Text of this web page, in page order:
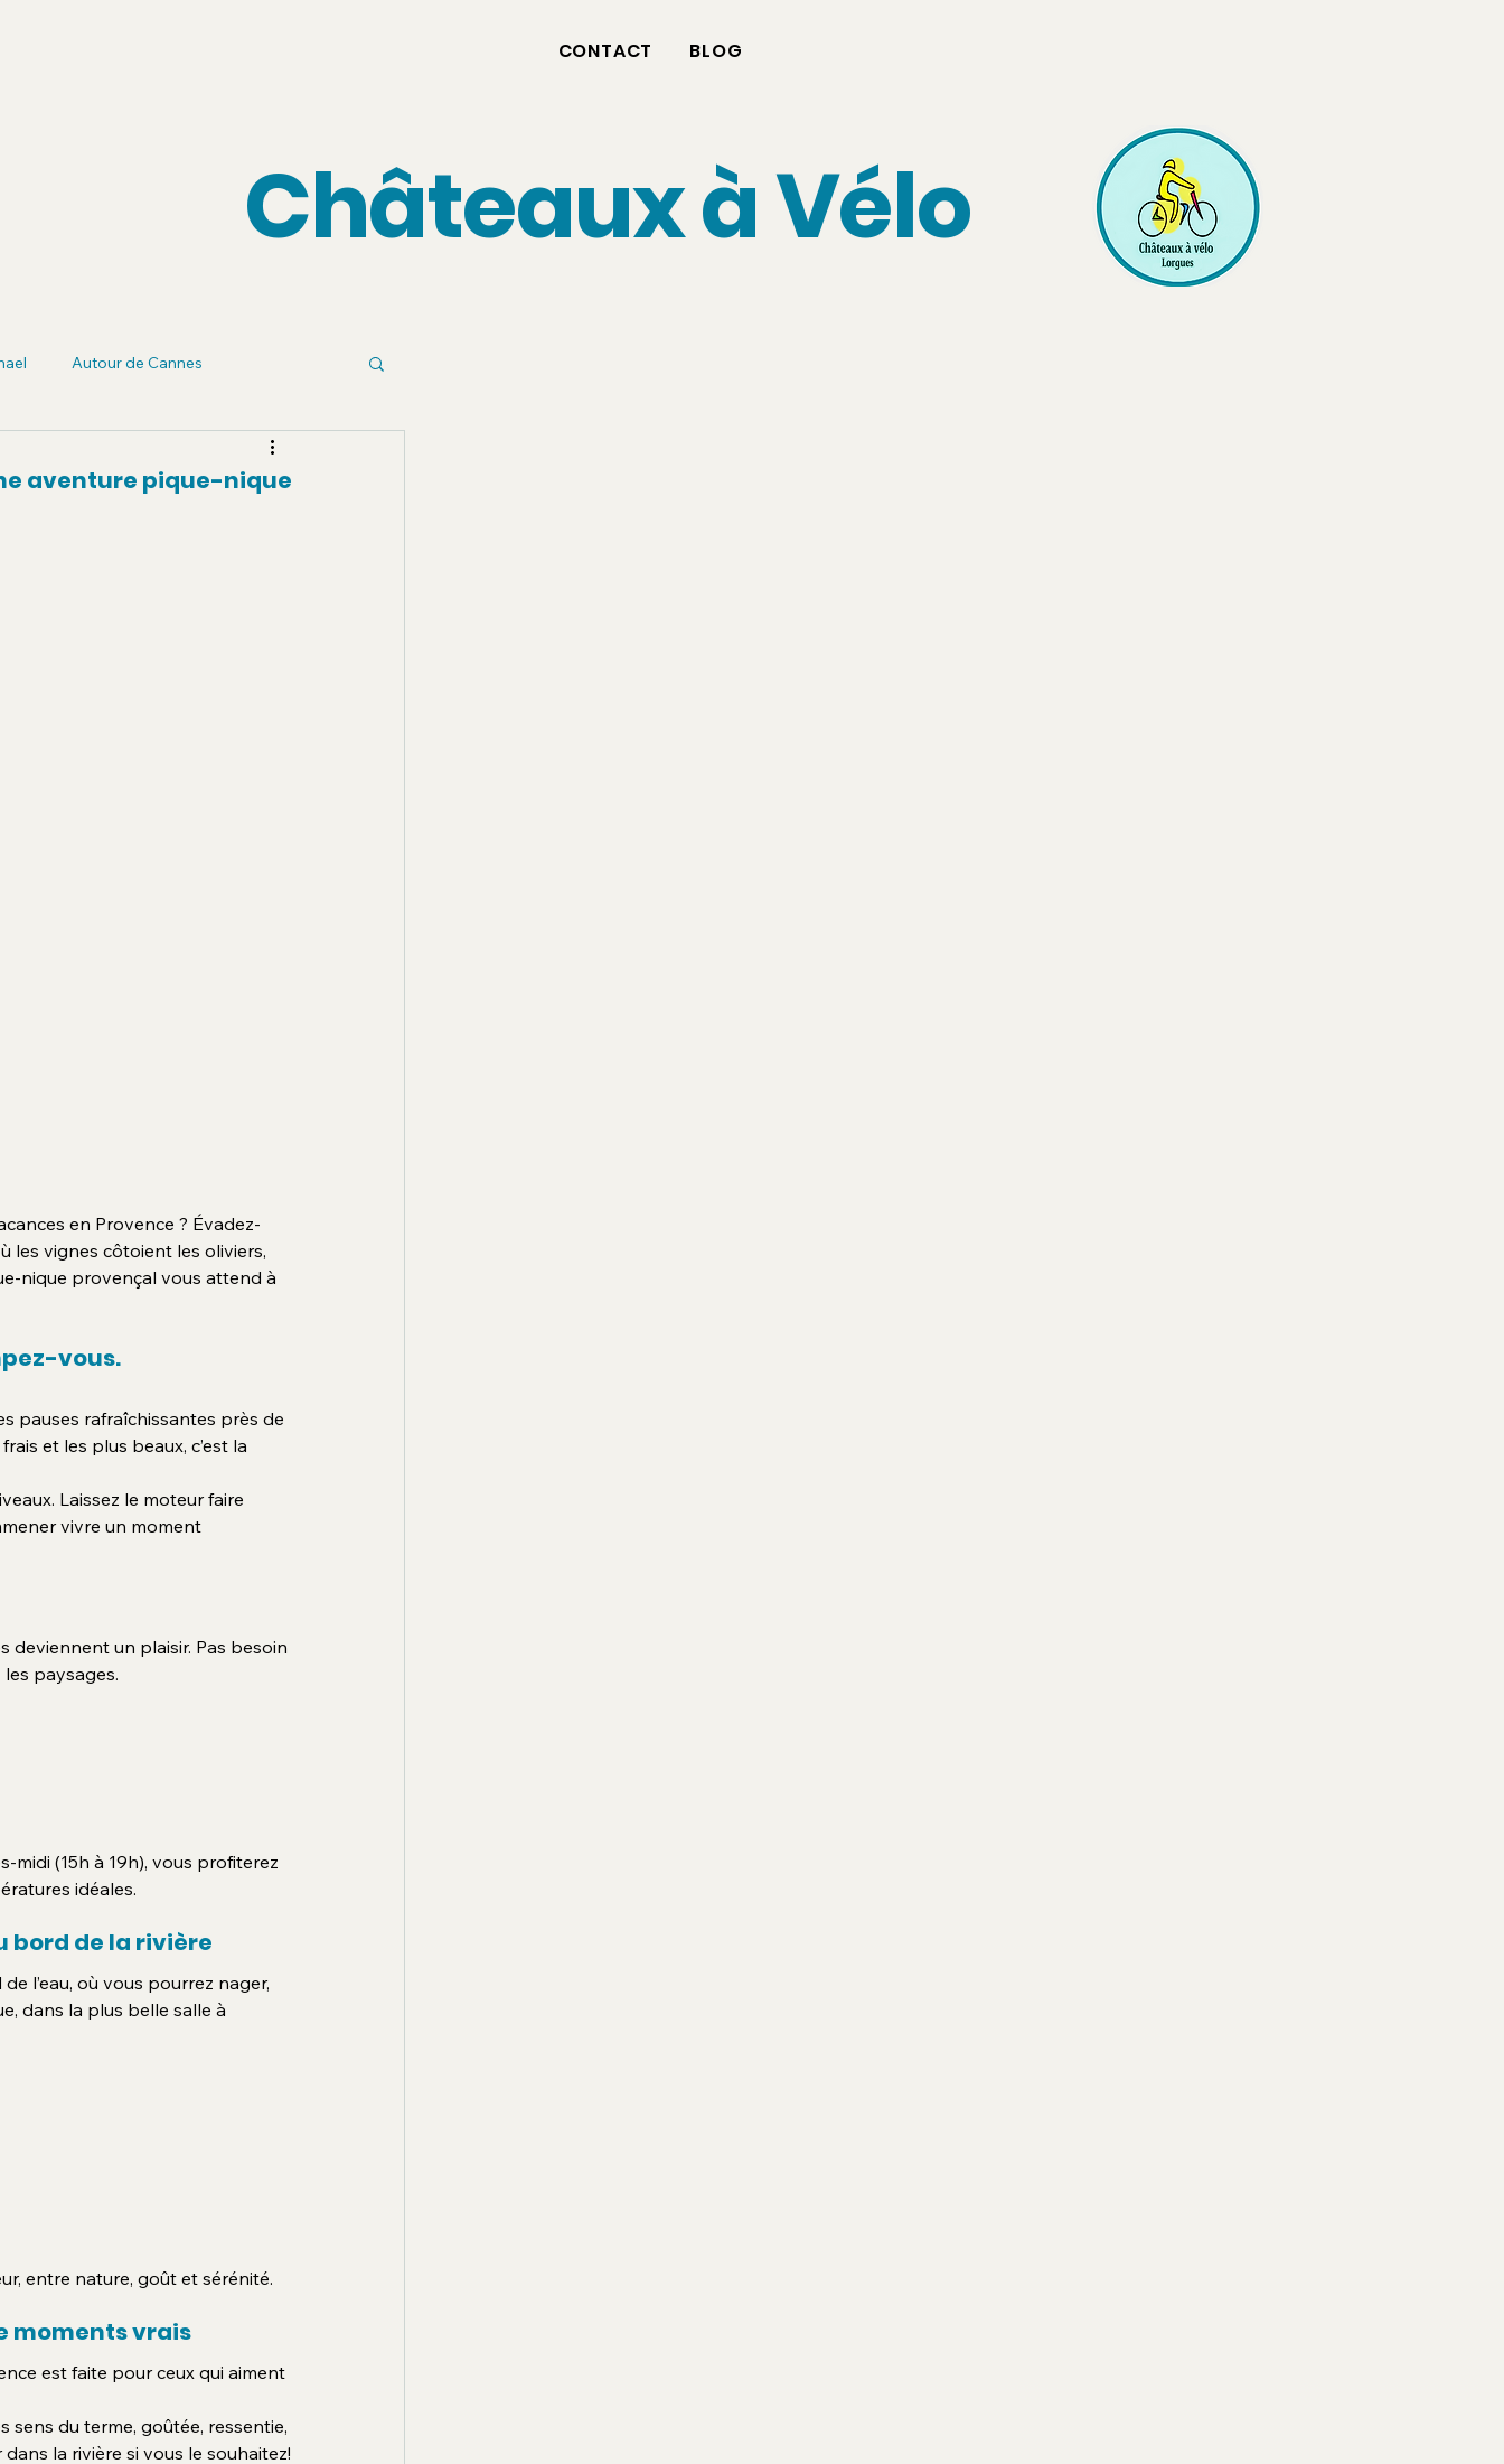
CONTACT BLOG
Châteaux à Vélo
Autour de Cannes
aventure pique-nique
en Provence ? Évadez-
les vignes côtoient les oliviers,
nique provençal vous attend à
vous.
pauses rafraîchissantes près de
et les plus beaux, c’est la
Laissez le moteur faire
vivre un moment
deviennent un plaisir. Pas besoin
paysages.
midi (15h à 19h), vous profiterez
idéales.
bord de la rivière
l’eau, où vous pourrez nager,
dans la plus belle salle à
entre nature, goût et sérénité.
moments vrais
est faite pour ceux qui aiment
sens du terme, goûtée, ressentie,
la rivière si vous le souhaitez!